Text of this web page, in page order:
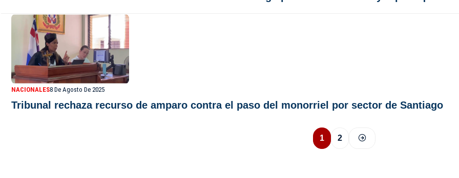
NACIONALES8 De Agosto De 2025
Tribunal rechaza recurso de amparo contra el paso del monorriel por sector de Santiago
1 2